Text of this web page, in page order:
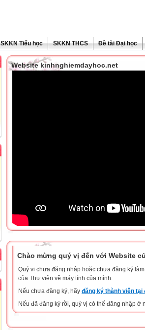
SKKN Tiểu học SKKN THCS Đề tài Đại học
Website kinhnghiemdayhoc.net
Chào mừng quý vị đến với Website
Quý vị chưa đăng nhập hoặc chưa đăng ký
của Thư viện về máy tính của mình.
Nếu chưa đăng ký, hãy đăng ký thành viên tại
Nếu đã đăng ký rồi, quý vị có thể đăng nhập ở